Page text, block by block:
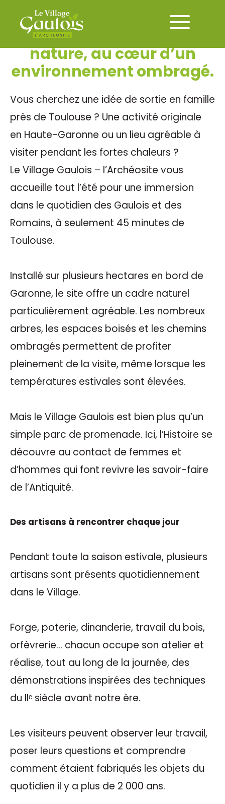
Un site insolite où
l’Histoire se vit grandeur
nature, au cœur d’un
environnement ombragé.
Vous cherchez une idée de sortie en famille
près de Toulouse ? Une activité originale
en Haute-Garonne ou un lieu agréable à
visiter pendant les fortes chaleurs ?
Le Village Gaulois – l’Archéosite vous
accueille tout l’été pour une immersion
dans le quotidien des Gaulois et des
Romains, à seulement 45 minutes de
Toulouse.
Installé sur plusieurs hectares en bord de
Garonne, le site offre un cadre naturel
particulièrement agréable. Les nombreux
arbres, les espaces boisés et les chemins
ombragés permettent de profiter
pleinement de la visite, même lorsque les
températures estivales sont élevées.
Mais le Village Gaulois est bien plus qu’un
simple parc de promenade. Ici, l’Histoire se
découvre au contact de femmes et
d’hommes qui font revivre les savoir-faire
de l’Antiquité.
Des artisans à rencontrer chaque jour
Pendant toute la saison estivale, plusieurs
artisans sont présents quotidiennement
dans le Village.
Forge, poterie, dinanderie, travail du bois,
orfèvrerie… chacun occupe son atelier et
réalise, tout au long de la journée, des
démonstrations inspirées des techniques
du IIᵉ siècle avant notre ère.
Les visiteurs peuvent observer leur travail,
poser leurs questions et comprendre
comment étaient fabriqués les objets du
quotidien il y a plus de 2 000 ans.